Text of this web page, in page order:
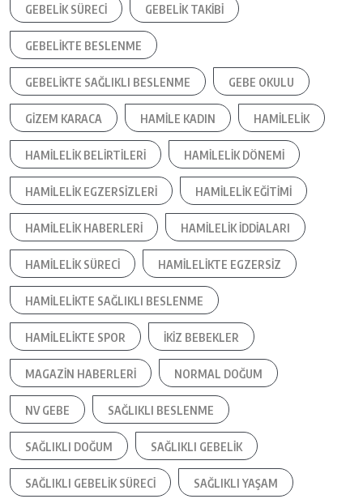
GEBELIK SÜRECI GEBELIK TAKIBI
GEBELIKTE BESLENME
GEBELIKTE SAĞLIKLI BESLENME GEBE OKULU
GIZEM KARACA HAMILE KADIN HAMILELIK
HAMILELIK BELIRTILERI HAMILELIK DÖNEMI
HAMILELIK EGZERSIZLERI HAMILELIK EĞITIMI
HAMILELIK HABERLERI HAMILELIK IDDIALARI
HAMILELIK SÜRECI HAMILELIKTE EGZERSIZ
HAMILELIKTE SAĞLIKLI BESLENME
HAMILELIKTE SPOR IKIZ BEBEKLER
MAGAZIN HABERLERI NORMAL DOĞUM
NV GEBE SAĞLIKLI BESLENME
SAĞLIKLI DOĞUM SAĞLIKLI GEBELIK
SAĞLIKLI GEBELIK SÜRECI SAĞLIKLI YAŞAM